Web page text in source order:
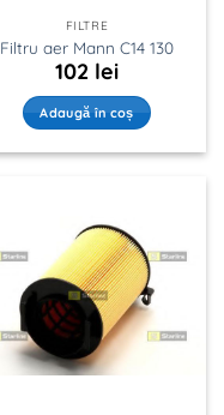
FILTRE
Filtru aer Mann C14 130
102 lei
Adaugă în coș